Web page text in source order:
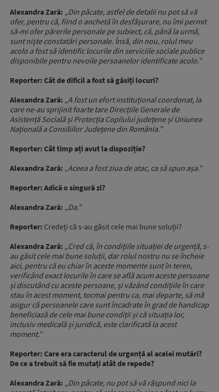
Alexandra Zară: „Din păcate, astfel de detalii nu pot să vă
ofer, pentru că, fiind o anchetă în desfășurare, nu îmi permit
să-mi ofer părerile personale pe subiect, că, până la urmă,
sunt niște constatări personale. Însă, din nou, rolul meu
acolo a fost să identific locurile din serviciile sociale publice
disponibile pentru nevoile persoanelor identificate acolo.”
Reporter: Cât de dificil a fost să găsiți locuri?
Alexandra Zară: „A fost un efort instituțional coordonat, la
care ne-au sprijinit foarte tare Direcțiile Generale de
Asistență Socială și Protecția Copilului județene și Uniunea
Națională a Consiliilor Județene din România.”
Reporter: Cât timp ați avut la dispoziție?
Alexandra Zară: „Aceea a fost ziua de atac, ca să spun așa.”
Reporter: Adică o singură zi?
Alexandra Zară: „Da.”
Reporter: Credeți că s-au găsit cele mai bune soluții?
Alexandra Zară: „Cred că, în condițiile situației de urgență, s-
au găsit cele mai bune soluții, dar rolul nostru nu se încheie
aici, pentru că eu chiar în aceste momente sunt în teren,
verificând exact locurile în care se află acum aceste persoane
și discutând cu aceste persoane, și văzând condițiile în care
stau în acest moment, tocmai pentru ca, mai departe, să mă
asigur că persoanele care sunt încadrate în grad de handicap
beneficiază de cele mai bune condiții și că situația lor,
inclusiv medicală și juridică, este clarificată la acest
moment.”
Reporter: Care era caracterul de urgență al acelei mutări?
De ce a trebuit să fie mutați atât de repede?
Alexandra Zară: „Din păcate, nu pot să vă răspund nici la